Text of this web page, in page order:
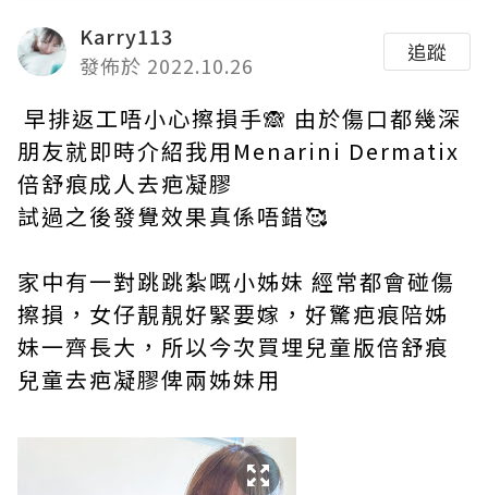
Karry113
發佈於 2022.10.26
追蹤
早排返工唔小心擦損手🙈 由於傷口都幾深
朋友就即時介紹我用Menarini Dermatix
倍舒痕成人去疤凝膠
試過之後發覺效果真係唔錯🥰
家中有一對跳跳紮嘅小姊妹 經常都會碰傷
擦損，女仔靚靚好緊要嫁，好驚疤痕陪姊
妹一齊長大，所以今次買埋兒童版倍舒痕
兒童去疤凝膠俾兩姊妹用